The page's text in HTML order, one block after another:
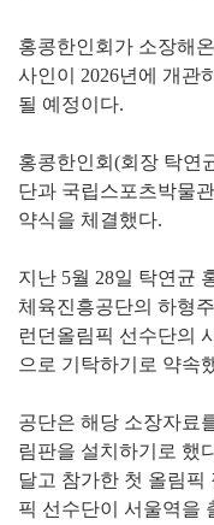
홍콩한인회가 소장해
사인이 2026년에 개관
될 예정이다.
홍콩한인회(회장 탁연
단과 국립스포츠박물
약식을 체결했다.
지난 5월 28일 탁연균
체육진흥공단의 하형
런던올림픽 선수단의
으로 기탁하기로 약속
공단은 해당 소장자료
림판을 설치하기로 했
달고 참가한 첫 올림픽
픽 선수단이 서울역을